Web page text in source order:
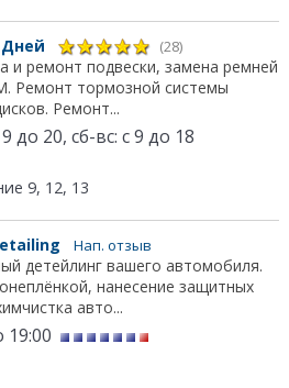
(28)
и ремонт подвески, замена ремней
Ремонт тормозной системы
Ремонт...
до 20, сб-вс: с 9 до 18
9, 12, 13
Нап. отзыв
детейлинг вашего автомобиля.
нанесение защитных
авто...
19:00